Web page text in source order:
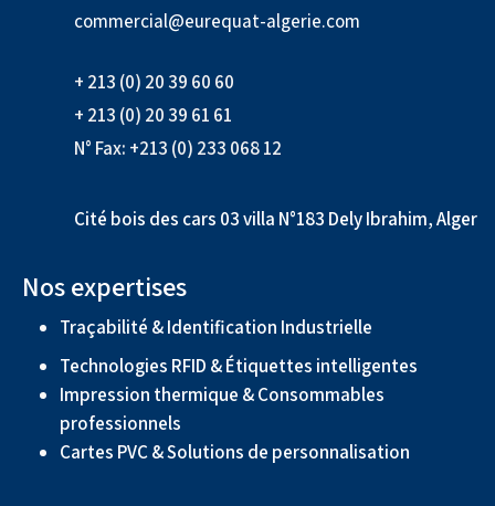
commercial@eurequat-algerie.com
+ 213 (0) 20 39 60 60
+ 213 (0) 20 39 61 61
N° Fax: +213 (0) 233 068 12
Cité bois des cars 03 villa N°183 Dely Ibrahim, Alger
Nos expertises
Traçabilité & Identification Industrielle
Technologies RFID & Étiquettes intelligentes
Impression thermique & Consommables
professionnels
Cartes PVC & Solutions de personnalisation